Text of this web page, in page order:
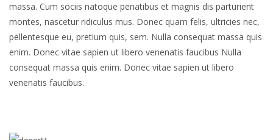
massa. Cum sociis natoque penatibus et magnis dis parturient
montes, nascetur ridiculus mus. Donec quam felis, ultricies nec,
pellentesque eu, pretium quis, sem. Nulla consequat massa quis
enim. Donec vitae sapien ut libero venenatis faucibus Nulla
consequat massa quis enim. Donec vitae sapien ut libero
venenatis faucibus.